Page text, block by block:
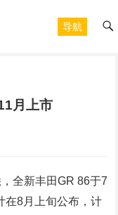
导航
月上市
全新丰田GR 86于7
在8月上旬公布，计